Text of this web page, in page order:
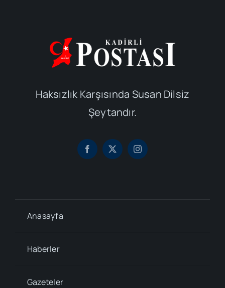
Haksızlık Karşısında Susan Dilsiz
Şeytandır.
Anasayfa
Haberler
Gazeteler